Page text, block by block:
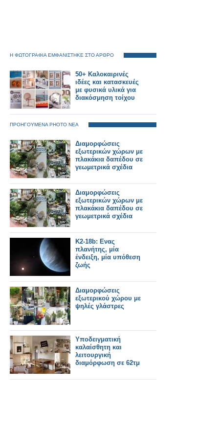
Η ΦΩΤΟΓΡΑΦΙΑ ΕΜΦΑΝΙΣΤΗΚΕ ΣΤΟ ΑΡΘΡΟ
50+ Καλοκαιρινές
ιδέες και κατασκευές
με φυσικά υλικά για
διακόσμηση τοίχου
ΠΡΟΗΓΟΥΜΕΝΑ PHOTO ΝΕΑ
Διαμορφώσεις
εξωτερικών χώρων με
πλακάκια δαπέδου σε
γεωμετρικά σχέδια
Διαμορφώσεις
εξωτερικών χώρων με
πλακάκια δαπέδου σε
γεωμετρικά σχέδια
K2-18b: Ενας
πλανήτης, μία
ένδειξη, μία υπόθεση
ζωής
Διαμορφώσεις
εξωτερικού χώρου με
ψηλές γλάστρες
Υποδειγματική
καλαίσθητη και
λειτουργική
διαμόρφωση σε 62τμ